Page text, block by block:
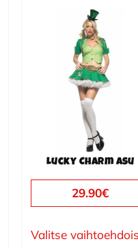
Lucky Charm asu
29.90€
Valitse
tuotteella
useampi
muunnelma.